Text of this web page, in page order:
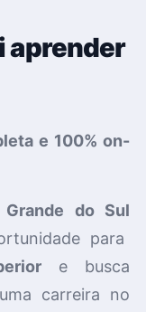
aprender
e 100% on-
do Sul
para
e busca
carreira no